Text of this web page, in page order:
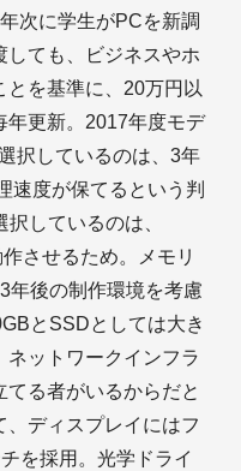
次に学生がPCを新調
しても、ビジネスやホ
とを基準に、20万円以
年更新。2017年度モデ
択しているのは、3年
速度が保てるという判
しているのは、
させるため。メモリ
年後の制作環境を考慮
とSSDとしては大き
ットワークインフラ
る者がいるからだと
ディスプレイにはフ
を採用。光学ドライ